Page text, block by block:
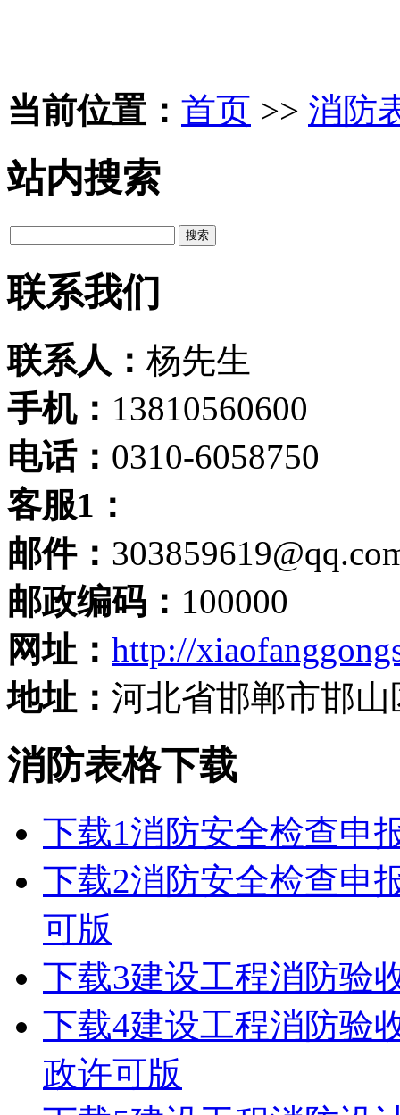
当前位置： 首页 >> 消防
站内搜索
联系我们
联系人： 杨先生
手机： 13810560600
电话： 0310-6058750
客服1：
邮件：
邮政编码： 100000
网址： http://
地址： 河北省邯郸市邯
消防表格下载
下载1消防安全检查申
下载2消防安全检查申
可版
下载3建设工程消防验
下载4建设工程消防验
政许可版